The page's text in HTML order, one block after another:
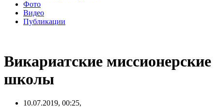
Фото
Видео
Публикации
Викариатские миссионерские
школы
10.07.2019, 00:25,